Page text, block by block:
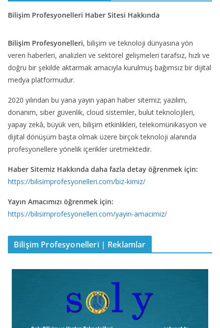
Bilişim Profesyonelleri Haber Sitesi Hakkında
Bilişim Profesyonelleri, bilişim ve teknoloji dünyasına yön
veren haberleri, analizleri ve sektörel gelişmeleri tarafsız, hızlı ve
doğru bir şekilde aktarmak amacıyla kurulmuş bağımsız bir dijital
medya platformudur.
2020 yılından bu yana yayın yapan haber sitemiz; yazılım,
donanım, siber güvenlik, cloud sistemler, bulut teknolojileri,
yapay zekâ, büyük veri, bilişim etkinlikleri, telekomünikasyon ve
dijital dönüşüm başta olmak üzere birçok teknoloji alanında
profesyonellere yönelik içerikler üretmektedir.
Haber Sitemiz Hakkında daha fazla detay öğrenmek için:
https://bilisimprofesyonelleri.com/biz-kimiz/
Yayın Amacımızı öğrenmek için:
https://bilisimprofesyonelleri.com/yayin-amacimiz/
Bilişim Profesyonelleri | Reklamlar